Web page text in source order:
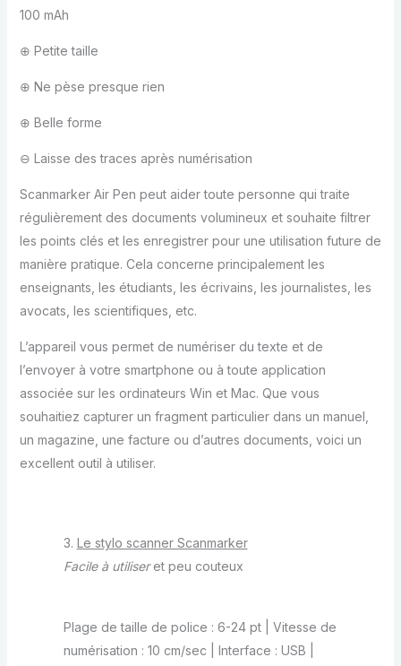
100 mAh
⊕ Petite taille
⊕ Ne pèse presque rien
⊕ Belle forme
⊖ Laisse des traces après numérisation
Scanmarker Air Pen peut aider toute personne qui traite
régulièrement des documents volumineux et souhaite filtrer
les points clés et les enregistrer pour une utilisation future de
manière pratique. Cela concerne principalement les
enseignants, les étudiants, les écrivains, les journalistes, les
avocats, les scientifiques, etc.
L’appareil vous permet de numériser du texte et de
l’envoyer à votre smartphone ou à toute application
associée sur les ordinateurs Win et Mac. Que vous
souhaitiez capturer un fragment particulier dans un manuel,
un magazine, une facture ou d’autres documents, voici un
excellent outil à utiliser.
3. Le stylo scanner Scanmarker
Facile à utiliseret peu couteux
Plage de taille de police : 6-24 pt | Vitesse de
numérisation : 10 cm/sec | Interface : USB |